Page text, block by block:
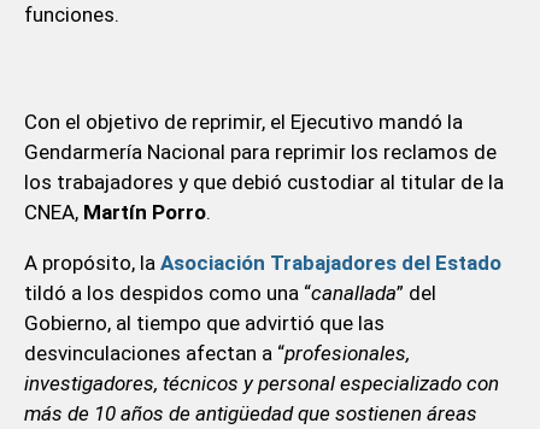
funciones.
Con el objetivo de reprimir, el Ejecutivo mandó la
Gendarmería Nacional para reprimir los reclamos de
los trabajadores y que debió custodiar al titular de la
CNEA, Martín Porro.
A propósito, la Asociación Trabajadores del Estado
tildó a los despidos como una “canallada” del
Gobierno, al tiempo que advirtió que las
desvinculaciones afectan a “profesionales,
investigadores, técnicos y personal especializado con
más de 10 años de antigüedad que sostienen áreas